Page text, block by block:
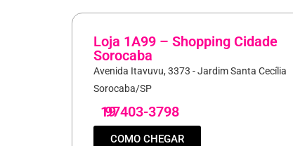
Loja 1A99 – Shopping Cidade
Sorocaba
Avenida Itavuvu, 3373 - Jardim Santa Cecília
Sorocaba/SP
19
97403-3798
COMO CHEGAR